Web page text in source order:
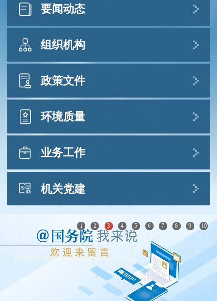
要闻动态
新闻发布
生态环境部发布8月上半月全国空气质量预报会
商结果
2026-07-31
生态环境部公布2026年第二季度和1—6月全国
地表水环境质量状况
2026-07-29
“扎实做好生态环境法典实施准备工作，为美丽
2026-07-28
7月例行新闻发布会最新情况通报
生态环境部公布2026年6月和1—6月全国环境空
气质量状况
2026-07-28
生态环境部发布7月下半月全国空气质量预报会
组织机构
部领导
孙金龙
黄润秋
郭 芳
廖西元 徐必久
（一）负责建立健全生态环境基本制
度。会同有关部门拟订国家生态环境政策、
规划并组织实施，起草法律法规草案，制定
境规划和水功能区划，组织拟订生态环境标
准，制定生态环境基准和技术规... [查看详细]
中央纪委国家监委驻生态环境部纪检监察
政策文件
中央有关文件 国务院有关文件
中共中央 国务院转发《中央宣传部、司法部关
于开展法治宣传教育的第九个五年规划（2026
－2030年）》
2026-07-30
中共中央 国务院印发《关于加强新时代社会工
环境质量
生态环境状况公报
中国生态环境状况公报
生态环境统计年报
大中城市固体废物污染环境防治年报
中国海洋生态环境状况公报
中国移动源环境管理年报
业务工作
中央生态环境保护督察
科技与财务
水生态环境保护
海洋生态环境保护 大气环境保护
机关党建
生态环境部党组召开会议
2026-07-24
生态环境部1名党员、1名党务工作者、3个基层
党组织获中央和国家机关“两优一先”表彰
1 2 3 4 5 6 7 8 9 10